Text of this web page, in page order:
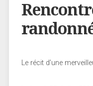
Le récit d’une